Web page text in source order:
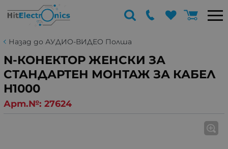
Назад до АУДИО-ВИДЕО Полша
N-КОНЕКТОР ЖЕНСКИ ЗА
СТАНДАРТЕН МОНТАЖ ЗА КАБЕЛ
H1000
Арт.№: 27624